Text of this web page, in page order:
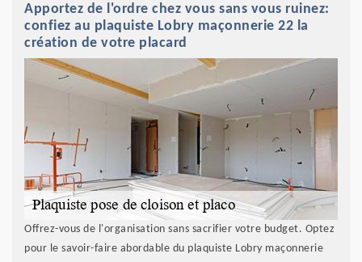
Apportez de l'ordre chez vous sans vous ruinez:
confiez au plaquiste Lobry maçonnerie 22 la
création de votre placard
Offrez-vous de l'organisation sans sacrifier votre budget. Optez
pour le savoir-faire abordable du plaquiste Lobry maçonnerie